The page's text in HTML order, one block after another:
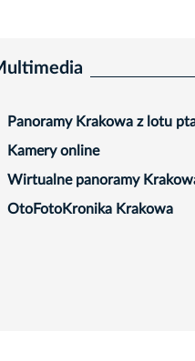
Panoramy Krakowa z lotu
Kamery online
Wirtualne panoramy
OtoFotoKronika Krakowa